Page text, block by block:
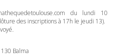
du lundi 10
des inscriptions à 17h le jeudi 13).
Balma